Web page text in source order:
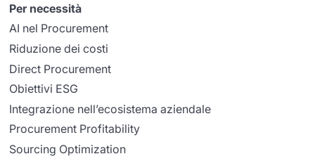
Per necessità
AI nel Procurement
Riduzione dei costi
Direct Procurement
Obiettivi ESG
Integrazione nell’ecosistema aziendale
Procurement Profitability
Sourcing Optimization